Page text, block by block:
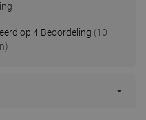
op 4 Beoordeling (10